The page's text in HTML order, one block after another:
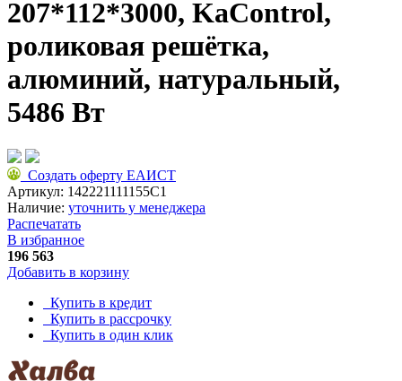
207*112*3000, KaControl,
роликовая решётка,
алюминий, натуральный,
5486 Вт
Создать оферту ЕАИСТ
Артикул: 142221111155C1
Наличие: уточнить у менеджера
Распечатать
В избранное
196 563
Добавить в корзину
Купить в кредит
Купить в рассрочку
Купить в один клик